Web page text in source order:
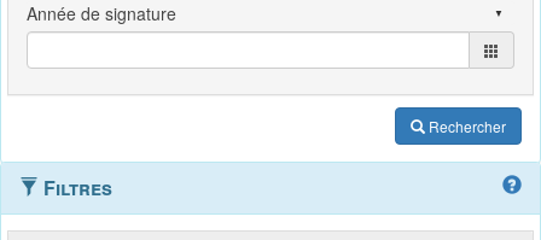
Rechercher
Filtres